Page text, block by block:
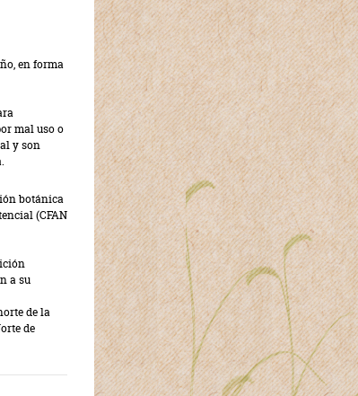
en forma
mal uso o
y son
botánica
(CFAN
a su
de la
de